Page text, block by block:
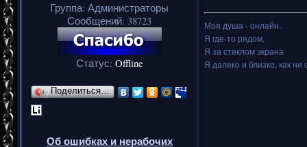
Группа: Администраторы
Сообщений: 38723
Статус: Offline
Поделиться…
Об ошибках и нерабочих
Моя душа - онлайн..
Я где-то рядом,
Я за стеклом экрана
Я далеко и близко, как ни